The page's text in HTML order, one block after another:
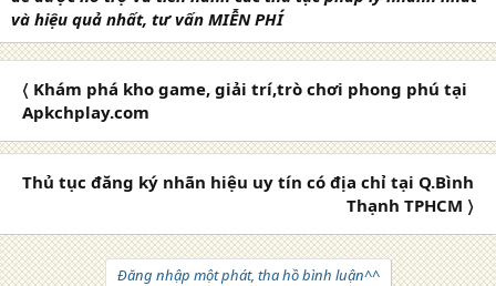
và hiệu quả nhất, tư vấn MIỄN PHÍ
〈 Khám phá kho game, giải trí,trò chơi phong phú tại
Apkchplay.com
Thủ tục đăng ký nhãn hiệu uy tín có địa chỉ tại Q.Bình
Thạnh TPHCM 〉
Đăng nhập một phát, tha hồ bình luận^^